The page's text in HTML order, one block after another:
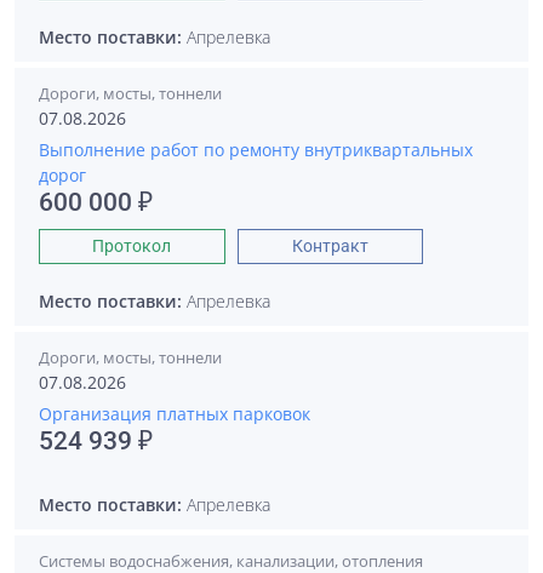
Место поставки: Апрелевка
Дороги, мосты, тоннели
07.08.2026
Выполнение работ по ремонту внутриквартальных
дорог
600 000 ₽
Протокол Контракт
Место поставки: Апрелевка
Дороги, мосты, тоннели
07.08.2026
Организация платных парковок
524 939 ₽
Место поставки: Апрелевка
Системы водоснабжения, канализации, отопления